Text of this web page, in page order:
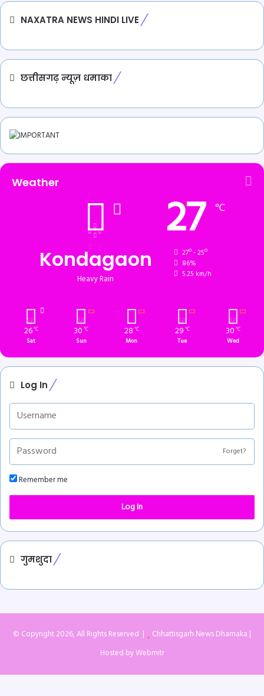
NAXATRA NEWS HINDI LIVE
छत्तीसगढ़ न्यूज़ धमाका
Weather
Kondagaon
Heavy Rain
27 ℃
27º - 25º
86%
5.25 km/h
26 ℃
Sat
30 ℃
Sun
28 ℃
Mon
29 ℃
Tue
30 ℃
Wed
Log In
Forget?
Remember me
Log In
गुमशुदा
© Copyright 2026, All Rights Reserved | Chhattisgarh News Dhamaka |
Hosted byWebmitr